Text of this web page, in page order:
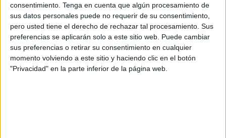
consentimiento. Tenga en cuenta que algún procesamiento de
sus datos personales puede no requerir de su consentimiento,
pero usted tiene el derecho de rechazar tal procesamiento. Sus
preferencias se aplicarán solo a este sitio web. Puede cambiar
sus preferencias o retirar su consentimiento en cualquier
momento volviendo a este sitio y haciendo clic en el botón
"Privacidad" en la parte inferior de la página web.